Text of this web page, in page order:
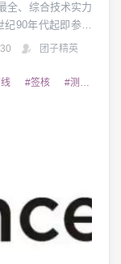
全、综合技术实力
纪90年代起即参与
"的研发，是中国
团子精英
#签核 #测试